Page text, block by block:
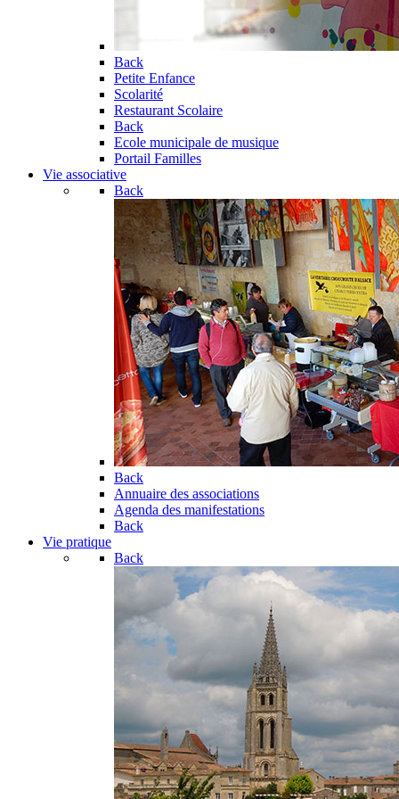
Back
Petite Enfance
Scolarité
Restaurant Scolaire
Back
Ecole municipale de musique
Portail Familles
Vie associative
Back
Back
Annuaire des associations
Agenda des manifestations
Back
Vie pratique
Back